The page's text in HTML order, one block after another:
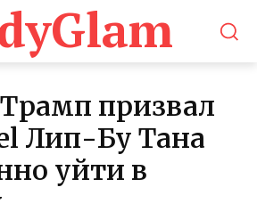
призвал
Лип-Бу Тана
уйти в